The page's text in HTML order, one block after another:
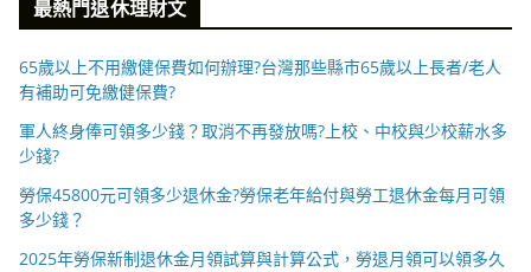
最熱門退休理財文
65歲以上不用繳健保費如何辦理?台灣那些縣市65歲以上長者/老人
有補助可免繳健保費?
軍人終身俸可領多少錢？取消不再發放嗎?上校、中校與少校薪水多
少錢?
勞保45800元可領多少退休金?勞保老年給付與勞工退休金每月可領
多少錢？
2025年勞保新制退休金月領試算與計算公式，勞退月領可以領多久